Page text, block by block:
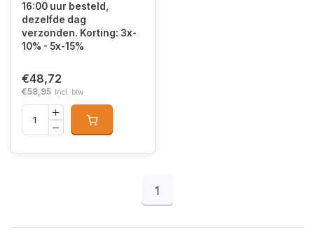
16:00 uur besteld,
dezelfde dag
verzonden. Korting: 3x-
10% - 5x-15%
€48,72
€58,95 Incl. btw
1